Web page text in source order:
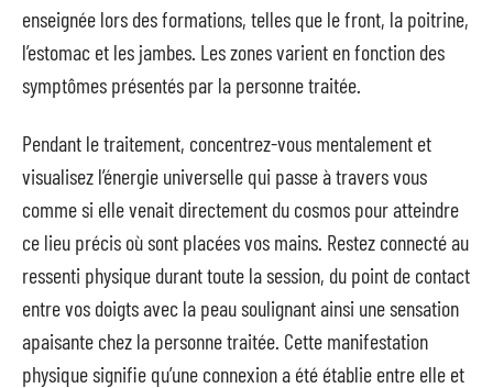
enseignée lors des formations, telles que le front, la poitrine,
l’estomac et les jambes. Les zones varient en fonction des
symptômes présentés par la personne traitée.
Pendant le traitement, concentrez-vous mentalement et
visualisez l’énergie universelle qui passe à travers vous
comme si elle venait directement du cosmos pour atteindre
ce lieu précis où sont placées vos mains. Restez connecté au
ressenti physique durant toute la session, du point de contact
entre vos doigts avec la peau soulignant ainsi une sensation
apaisante chez la personne traitée. Cette manifestation
physique signifie qu’une connexion a été établie entre elle et